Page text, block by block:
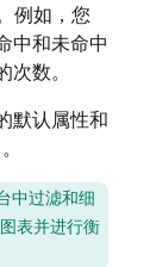
例如，您
中和未命中
数。
默认属性和
中过滤和细
表并进行衡